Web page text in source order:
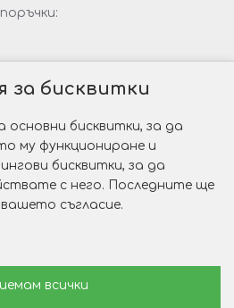
Gold&Silver?
пръстен?
от Web R Solution®
за бисквитки
основни бисквитки, за да
му функциониране и
бисквитки, за да
с него. Последните ще
съгласие.
всички